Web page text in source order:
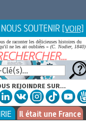
SOUTENIR [VOIR]
de raconter les délicieuses histoires du
ne les ait oubliées » (C. Nodier, 1840)
REJOINDRE SUR...
Il était une France